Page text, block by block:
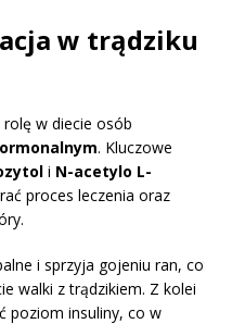
w trądziku
w diecie osób
. Kluczowe
i N-acetylo L-
proces leczenia oraz
i sprzyja gojeniu ran, co
walki z trądzikiem. Z kolei
poziom insuliny, co w